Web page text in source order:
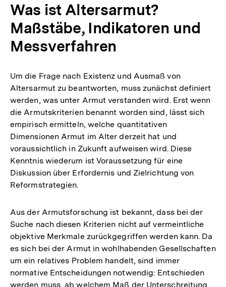
Was ist Altersarmut?
Maßstäbe, Indikatoren und
Messverfahren
Um die Frage nach Existenz und Ausmaß von
Altersarmut zu beantworten, muss zunächst definiert
werden, was unter Armut verstanden wird. Erst wenn
die Armutskriterien benannt worden sind, lässt sich
empirisch ermitteln, welche quantitativen
Dimensionen Armut im Alter derzeit hat und
voraussichtlich in Zukunft aufweisen wird. Diese
Kenntnis wiederum ist Voraussetzung für eine
Diskussion über Erfordernis und Zielrichtung von
Reformstrategien.
Aus der Armutsforschung ist bekannt, dass bei der
Suche nach diesen Kriterien nicht auf vermeintliche
objektive Merkmale zurückgegriffen werden kann. Da
es sich bei der Armut in wohlhabenden Gesellschaften
um ein relatives Problem handelt, sind immer
normative Entscheidungen notwendig: Entschieden
werden muss, ab welchem Maß der Unterschreitung